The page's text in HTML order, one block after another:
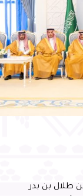
الأحساء
تطوير مطار
شبكة
مواصلة
العمل بما يواكب مستهدفات رؤية السعودية 2030، ويعزز
واعدةً
الأحساء على
الجوي
وتقديم
طلال بن بدر